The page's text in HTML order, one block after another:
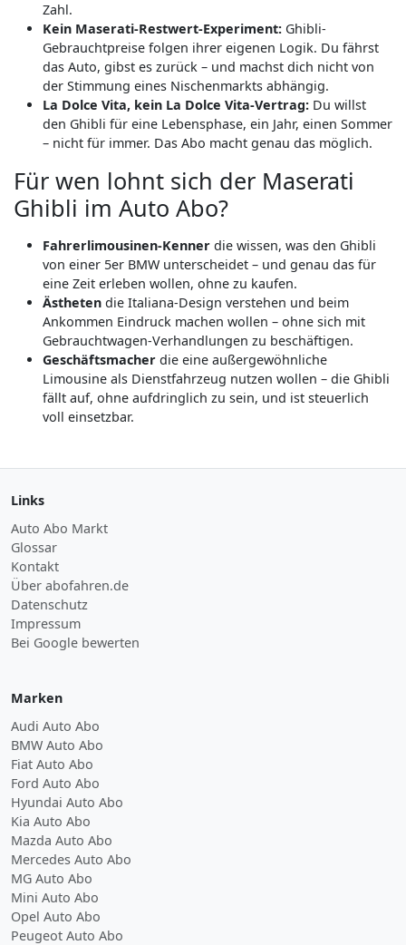
Zahl.
Kein Maserati-Restwert-Experiment: Ghibli-
Gebrauchtpreise folgen ihrer eigenen Logik. Du fährst
das Auto, gibst es zurück – und machst dich nicht von
der Stimmung eines Nischenmarkts abhängig.
La Dolce Vita, kein La Dolce Vita-Vertrag: Du willst
den Ghibli für eine Lebensphase, ein Jahr, einen Sommer
– nicht für immer. Das Abo macht genau das möglich.
Für wen lohnt sich der Maserati
Ghibli im Auto Abo?
Fahrerlimousinen-Kenner die wissen, was den Ghibli
von einer 5er BMW unterscheidet – und genau das für
eine Zeit erleben wollen, ohne zu kaufen.
Ästheten die Italiana-Design verstehen und beim
Ankommen Eindruck machen wollen – ohne sich mit
Gebrauchtwagen-Verhandlungen zu beschäftigen.
Geschäftsmacher die eine außergewöhnliche
Limousine als Dienstfahrzeug nutzen wollen – die Ghibli
fällt auf, ohne aufdringlich zu sein, und ist steuerlich
voll einsetzbar.
Links
Auto Abo Markt
Glossar
Kontakt
Über abofahren.de
Datenschutz
Impressum
Bei Google bewerten
Marken
Audi Auto Abo
BMW Auto Abo
Fiat Auto Abo
Ford Auto Abo
Hyundai Auto Abo
Kia Auto Abo
Mazda Auto Abo
Mercedes Auto Abo
MG Auto Abo
Mini Auto Abo
Opel Auto Abo
Peugeot Auto Abo